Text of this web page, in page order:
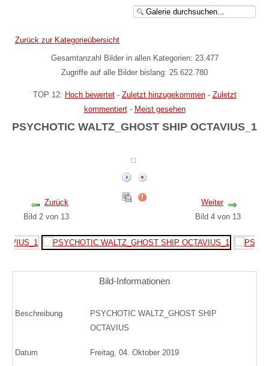
Zurück zur Kategorieübersicht
Gesamtanzahl Bilder in allen Kategorien: 23.477
Zugriffe auf alle Bilder bislang: 25.622.780
TOP 12: Hoch bewertet- Zuletzt hinzugekommen- Zuletzt
kommentiert- Meist gesehen
PSYCHOTIC WALTZ_GHOST SHIP OCTAVIUS_1
Zurück
Bild 2 von 13
Weiter
Bild 4 von 13
Bild-Informationen
Beschreibung
PSYCHOTIC WALTZ_GHOST SHIP
OCTAVIUS
Datum Freitag, 04. Oktober 2019